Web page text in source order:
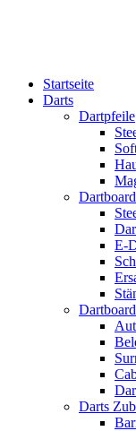
Startseite
Darts
Dartpfeile
E-
Darts